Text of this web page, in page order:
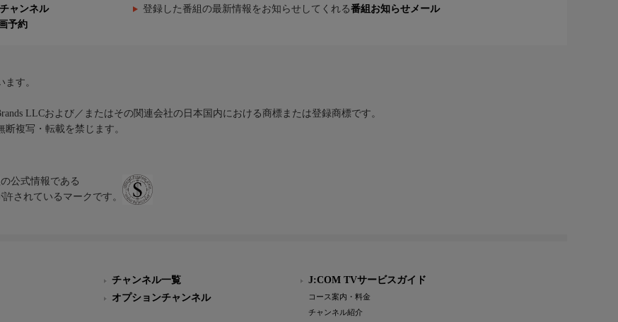
ャンネル 登録した番組の最新情報をお知らせしてくれる番組お知らせメール
予約
す。
LLCおよび／またはその関連会社の日本国内における商標または登録商標です。
複写・転載を禁じます。
公式情報である
されているマークです。
チャンネル一覧
オプションチャンネル
J:COM TVサービスガイド
コース案内・料金
チャンネル紹介